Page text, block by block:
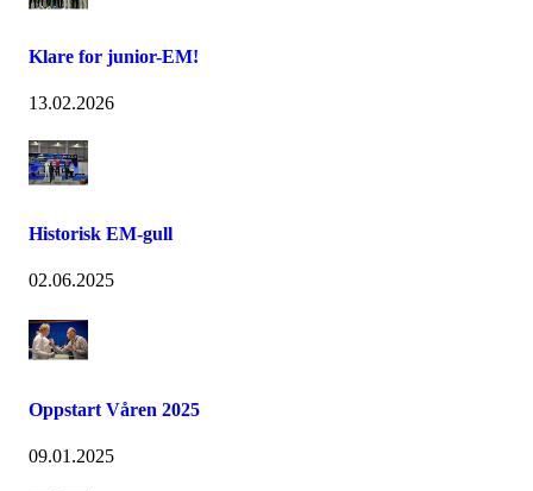
Klare for junior-EM!
13.02.2026
Historisk EM-gull
02.06.2025
Oppstart Våren 2025
09.01.2025